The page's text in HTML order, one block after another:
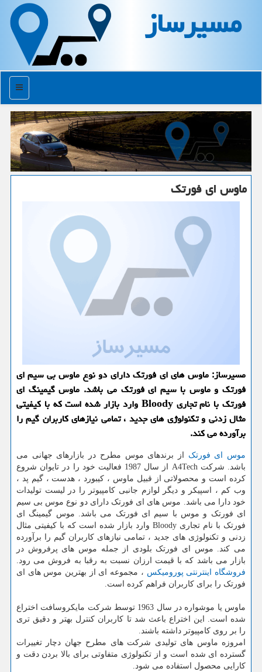
مسیرساز
منو
ماوس ای فورتك
مسیرساز: ماوس های ای فورتك دارای دو نوع ماوس بی سیم ای
فورتك و ماوس با سیم ای فورتك می باشد. ماوس گیمینگ ای
فورتك با نام تجاری Bloody وارد بازار شده است كه با كیفیتی
مثال زدنی و تكنولوژی های جدید ، تمامی نیازهای كاربران گیم را
برآورده می كند.
موس ای فورتک از برندهای موس مطرح در بازارهای جهانی می
باشد. شرکت A4Tech
از سال 1987 فعالیت خود را در تایوان شروع
کرده است و محصولاتی از قبیل ماوس ، کیبورد ، هدست ، گیم پد ،
وب کم ، اسپیکر و دیگر لوازم جانبی کامپیوتر را در لیست تولیدات
خود دارا می باشد. موس های ای فورتک دارای دو نوع موس بی سیم
ای فورتک و موس با سیم ای فورتک می باشد. موس گیمینگ ای
فورتک با نام تجاری Bloody وارد بازار شده است که با کیفیتی مثال
زدنی و تکنولوژی های جدید ، تمامی نیازهای کاربران گیم را برآورده
می کند. موس ای فورتک بلودی از جمله موس های پرفروش در
بازار می باشد که با قیمت ارزان نسبت به رقبا به فروش می رود.
فروشگاه اینترنتی پورومیکس ، مجموعه ای از بهترین موس های ای
فورتک را برای کاربران فراهم کرده است.
ماوس یا موشواره در سال 1963 توسط شرکت مایکروسافت اختراع
شده است. این اختراع باعث شد تا کاربران کنترل بهتر و دقیق تری
را بر روی کامپیوتر داشته باشند.
امروزه ماوس های تولیدی شرکت های مطرح جهان دچار تغییرات
گسترده ای شده است و از تکنولوژی متفاوتی برای بالا بردن دقت و
کارایی محصول استفاده می شود.